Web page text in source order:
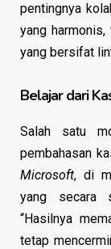
pentingnya
yang
yang bersifat
Belajar dari
Salah satu
pembahasan
Microsoft, di
yang secara
“Hasilnya
tetap